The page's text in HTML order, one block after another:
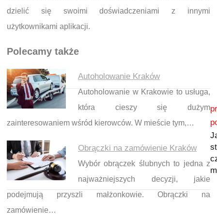
dzielić się swoimi doświadczeniami z innymi
użytkownikami aplikacji.
Polecamy także
Autoholowanie Kraków
Autoholowanie w Krakowie to usługa,
która cieszy się dużym
zainteresowaniem wśród kierowców. W mieście tym,…
Obrączki na zamówienie Kraków
Wybór obrączek ślubnych to jedna z
najważniejszych decyzji, jakie
podejmują przyszli małżonkowie. Obrączki na
zamówienie…
Nawigacja wpisu